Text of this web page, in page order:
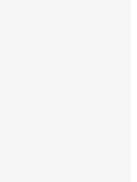
sumber bisa